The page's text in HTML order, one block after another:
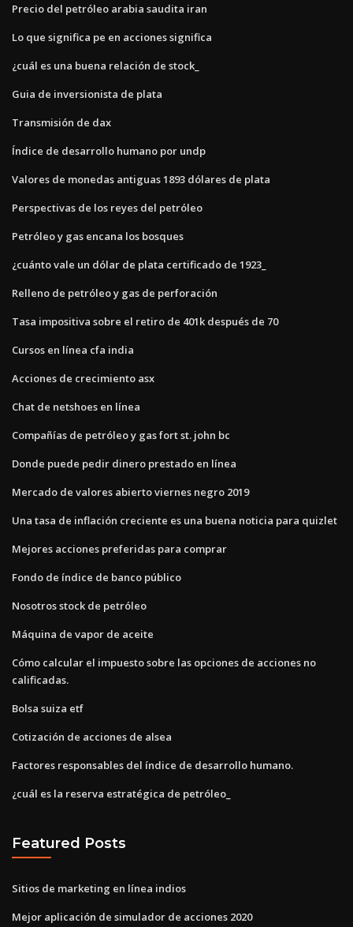
Precio del petróleo arabia saudita iran
Lo que significa pe en acciones significa
¿cuál es una buena relación de stock_
Guia de inversionista de plata
Transmisión de dax
Índice de desarrollo humano por undp
Valores de monedas antiguas 1893 dólares de plata
Perspectivas de los reyes del petróleo
Petróleo y gas encana los bosques
¿cuánto vale un dólar de plata certificado de 1923_
Relleno de petróleo y gas de perforación
Tasa impositiva sobre el retiro de 401k después de 70
Cursos en línea cfa india
Acciones de crecimiento asx
Chat de netshoes en línea
Compañías de petróleo y gas fort st. john bc
Donde puede pedir dinero prestado en línea
Mercado de valores abierto viernes negro 2019
Una tasa de inflación creciente es una buena noticia para quizlet
Mejores acciones preferidas para comprar
Fondo de índice de banco público
Nosotros stock de petróleo
Máquina de vapor de aceite
Cómo calcular el impuesto sobre las opciones de acciones no
calificadas.
Bolsa suiza etf
Cotización de acciones de alsea
Factores responsables del índice de desarrollo humano.
¿cuál es la reserva estratégica de petróleo_
Featured Posts
Sitios de marketing en línea indios
Mejor aplicación de simulador de acciones 2020